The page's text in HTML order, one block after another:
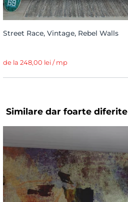
Street Race, Vintage, Rebel Walls
de la 248,00 lei / mp
Similare dar foarte diferite